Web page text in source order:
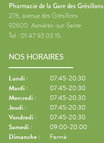
Pharmacie de la Gare des Grésillons
276, avenue des Grésillons
92600 Asnières-sur-Seine
Tel : 01 47 93 03 15
NOS HORAIRES
Lundi :
07:45-20:30
Mardi :
07:45-20:30
Mercredi :
07:45-20:30
Jeudi :
07:45-20:30
Vendredi :
07:45-20:30
Samedi :
09:00-20:00
Dimanche : Fermé